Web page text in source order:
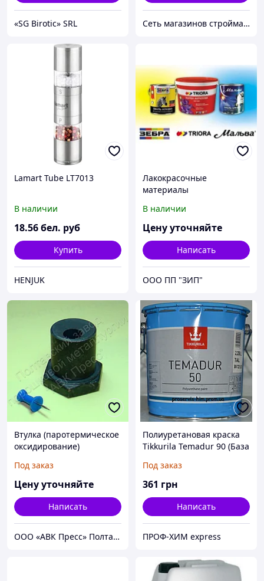
«SG Birotic» SRL Сеть магазинов стройматериалов и сантехники ЛЮРСАН
Lamart Tube LT7013
В наличии
18.56бел. руб
Купить
HENJUK
Лакокрасочные
материалы
В наличии
Цену уточняйте
Написать
ООО ПП "ЗИП"
Втулка (паротермическое
оксидирование)
Под заказ
Цену уточняйте
Написать
ООО «АВК Пресс» Полтавский завод порошковой металлургии
Полиуретановая краска
Tikkurila Temadur 90 (База
0,75л
Под заказ
361 грн
Написать
ПРОФ-ХИМ express